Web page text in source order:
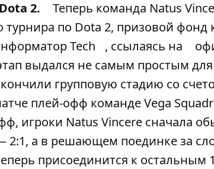
2.
Теперь команда Natus
по Dota 2, призовой фонд
Tech , ссылаясь на
выдался не самым простым
групповую стадию со
плей-офф команде Vega
игроки Natus Vincere сначала
а в решающем поединке за
присоединится к остальным